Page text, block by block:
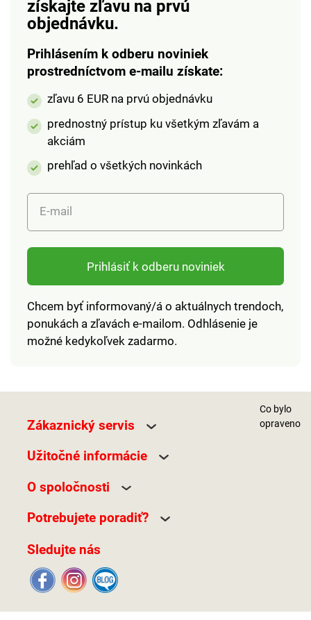
získajte zľavu na prvú
objednávku.
Prihlásením k odberu noviniek
prostredníctvom e-mailu získate:
zľavu 6 EUR na prvú objednávku
prednostný prístup ku všetkým zľavám a
akciám
prehľad o všetkých novinkách
E-mail
Prihlásiť k odberu noviniek
Chcem byť informovaný/á o aktuálnych trendoch,
ponukách a zľavách e-mailom. Odhlásenie je
možné kedykoľvek zadarmo.
Zákaznický servis
Užitočné informácie
O spoločnosti
Potrebujete poradiť?
Sledujte nás
Co bylo
opraveno